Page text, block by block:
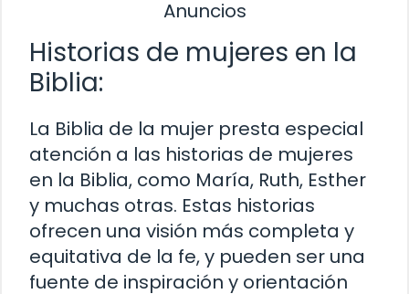
Anuncios
Historias de mujeres en la
Biblia:
La Biblia de la mujer presta especial
atención a las historias de mujeres
en la Biblia, como María, Ruth, Esther
y muchas otras. Estas historias
ofrecen una visión más completa y
equitativa de la fe, y pueden ser una
fuente de inspiración y orientación